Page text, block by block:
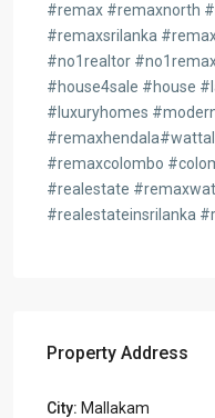
#remax #remaxnorth
#remaxsrilanka
#no1realtor
#house4sale #house
#luxuryhomes
#remaxhendala
#remaxcolombo
#realestate
#realestateinsrilanka
Property Address
City: Mallakam